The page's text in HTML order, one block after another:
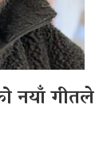
नयाँ गीतले